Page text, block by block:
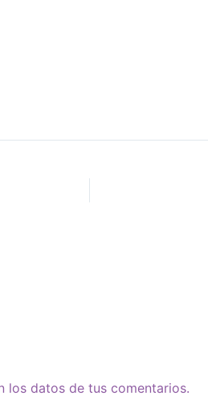
los datos de tus comentarios.